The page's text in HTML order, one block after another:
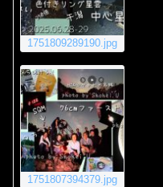
1751809289190.jpg
1751807394379.jpg